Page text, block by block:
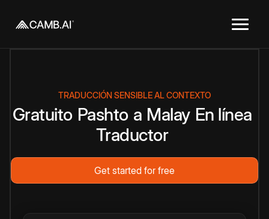
TRADUCCIÓN SENSIBLE AL CONTEXTO
Gratuito Pashto a Malay En línea
Traductor
Get started for free